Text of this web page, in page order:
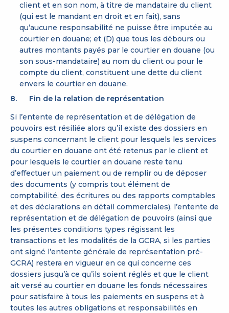
client et en son nom, à titre de mandataire du client
(qui est le mandant en droit et en fait), sans
qu’aucune responsabilité ne puisse être imputée au
courtier en douane; et (D) que tous les débours ou
autres montants payés par le courtier en douane (ou
son sous-mandataire) au nom du client ou pour le
compte du client, constituent une dette du client
envers le courtier en douane.
8. Fin de la relation de représentation
Si l’entente de représentation et de délégation de
pouvoirs est résiliée alors qu’il existe des dossiers en
suspens concernant le client pour lesquels les services
du courtier en douane ont été retenus par le client et
pour lesquels le courtier en douane reste tenu
d’effectuer un paiement ou de remplir ou de déposer
des documents (y compris tout élément de
comptabilité, des écritures ou des rapports comptables
et des déclarations en détail commerciales), l’entente de
représentation et de délégation de pouvoirs (ainsi que
les présentes conditions types régissant les
transactions et les modalités de la GCRA, si les parties
ont signé l’entente générale de représentation pré-
GCRA) restera en vigueur en ce qui concerne ces
dossiers jusqu’à ce qu’ils soient réglés et que le client
ait versé au courtier en douane les fonds nécessaires
pour satisfaire à tous les paiements en suspens et à
toutes les autres obligations et responsabilités en